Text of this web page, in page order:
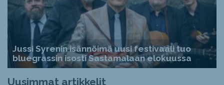
Jussi Syrenin isännöimä uusi festivaali tuo
bluegrassin isosti Sastamalaan elokuussa
Uusimmat artikkelit